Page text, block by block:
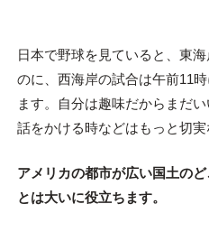
日本で野球を見ていると、東
のに、西海岸の試合は午前11
ます。自分は趣味だからまだ
話をかける時などはもっと切実
アメリカの都市が広い国土の
とは大いに役立ちます。